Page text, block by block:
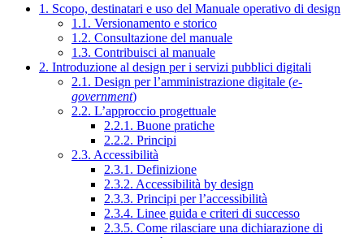
1. Scopo, destinatari e uso del Manuale operativo di design
1.1. Versionamento e storico
1.2. Consultazione del manuale
1.3. Contribuisci al manuale
2. Introduzione al design per i servizi pubblici digitali
2.1. Design per l’amministrazione digitale (e-
government)
2.2. L’approccio progettuale
2.2.1. Buone pratiche
2.2.2. Principi
2.3. Accessibilità
2.3.1. Definizione
2.3.2. Accessibilità by design
2.3.3. Principi per l’accessibilità
2.3.4. Linee guida e criteri di successo
2.3.5. Come rilasciare una dichiarazione di